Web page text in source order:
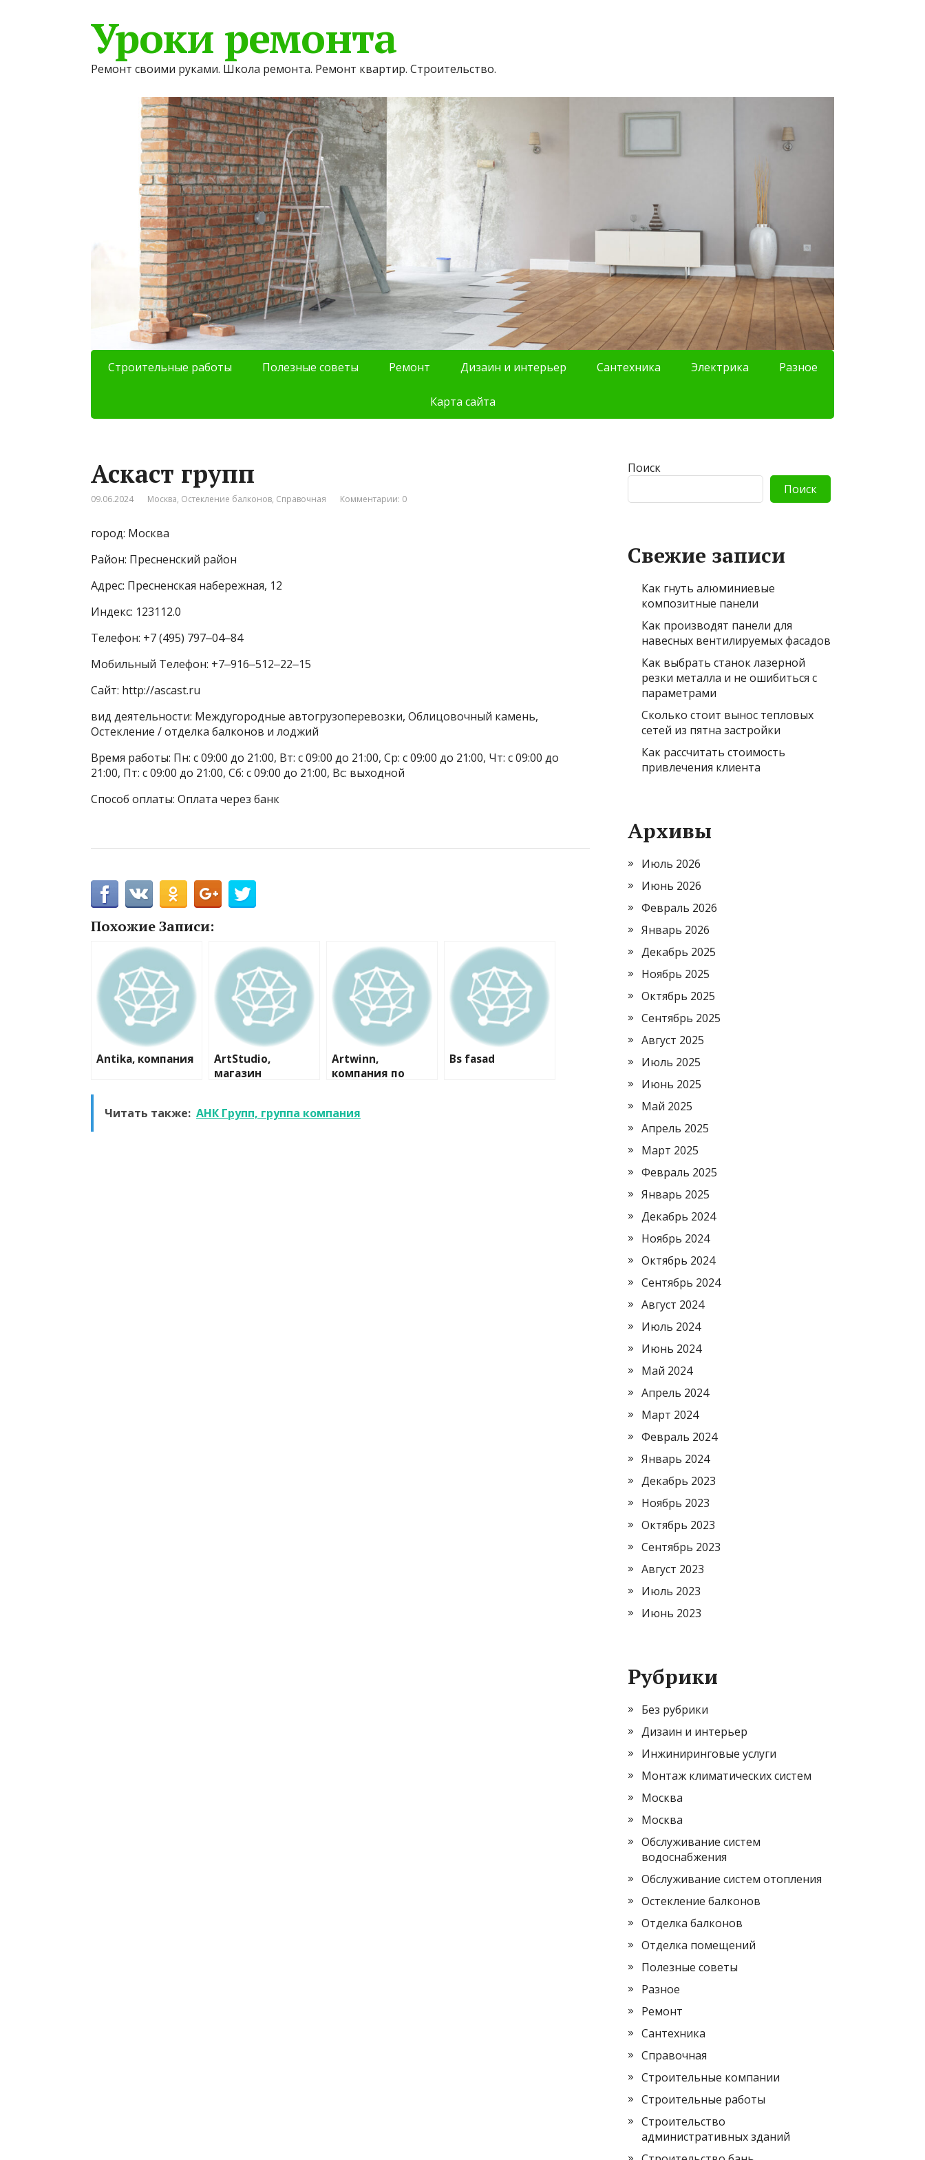
Уроки ремонта
Ремонт своими руками. Школа ремонта. Ремонт квартир. Строительство.
Строительные работы Полезные советы Ремонт Дизаин и интерьер Сантехника Электрика Разное
Карта сайта
Аскаст групп
09.06.2024 Москва, Остекление балконов, Справочная Комментарии: 0
город: Москва
Район: Пресненский район
Адрес: Пресненская набережная, 12
Индекс: 123112.0
Телефон: +7 (495) 797‒04‒84
Мобильный Телефон: +7‒916‒512‒22‒15
Сайт: http://ascast.ru
вид деятельности: Междугородные автогрузоперевозки, Облицовочный камень,
Остекление / отделка балконов и лоджий
Время работы: Пн: с 09:00 до 21:00, Вт: с 09:00 до 21:00, Ср: с 09:00 до 21:00, Чт: с 09:00 до
21:00, Пт: с 09:00 до 21:00, Сб: с 09:00 до 21:00, Вс: выходной
Способ оплаты: Оплата через банк
Похожие Записи:
Antika, компания
ArtStudio,
магазин
Artwinn,
компания по
деревянных
Bs fasad
Читать также: АНК Групп, группа компания
Поиск
Поиск
Свежие записи
Как гнуть алюминиевые
композитные панели
Как производят панели для
навесных вентилируемых фасадов
Как выбрать станок лазерной
резки металла и не ошибиться с
параметрами
Сколько стоит вынос тепловых
сетей из пятна застройки
Как рассчитать стоимость
привлечения клиента
Архивы
Июль 2026
Июнь 2026
Февраль 2026
Январь 2026
Декабрь 2025
Ноябрь 2025
Октябрь 2025
Сентябрь 2025
Август 2025
Июль 2025
Июнь 2025
Май 2025
Апрель 2025
Март 2025
Февраль 2025
Январь 2025
Декабрь 2024
Ноябрь 2024
Октябрь 2024
Сентябрь 2024
Август 2024
Июль 2024
Июнь 2024
Май 2024
Апрель 2024
Март 2024
Февраль 2024
Январь 2024
Декабрь 2023
Ноябрь 2023
Октябрь 2023
Сентябрь 2023
Август 2023
Июль 2023
Июнь 2023
Рубрики
Без рубрики
Дизаин и интерьер
Инжиниринговые услуги
Монтаж климатических систем
Москва
Москва
Обслуживание систем
водоснабжения
Обслуживание систем отопления
Остекление балконов
Отделка балконов
Отделка помещений
Полезные советы
Разное
Ремонт
Сантехника
Справочная
Строительные компании
Строительные работы
Строительство
административных зданий